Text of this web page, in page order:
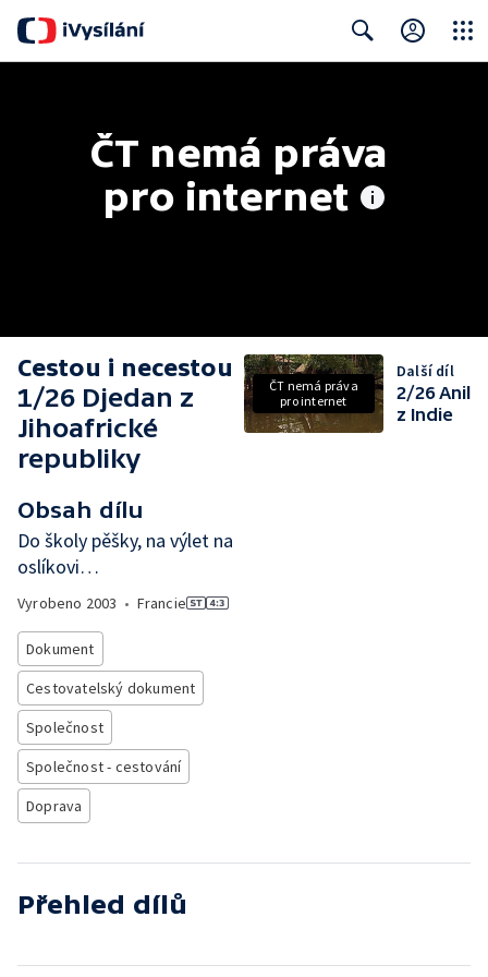
ČT nemá práva
pro internet
Cestou i necestou
1/26 Djedan z
Jihoafrické
republiky
Obsah dílu
Do školy pěšky, na výlet na
oslíkovi…
Vyrobeno 2003 • Francie
Dokument
Cestovatelský dokument
Společnost
Společnost - cestování
Doprava
ČT nemá práva
pro internet
Další díl
2/26 Anil
z Indie
Přehled dílů